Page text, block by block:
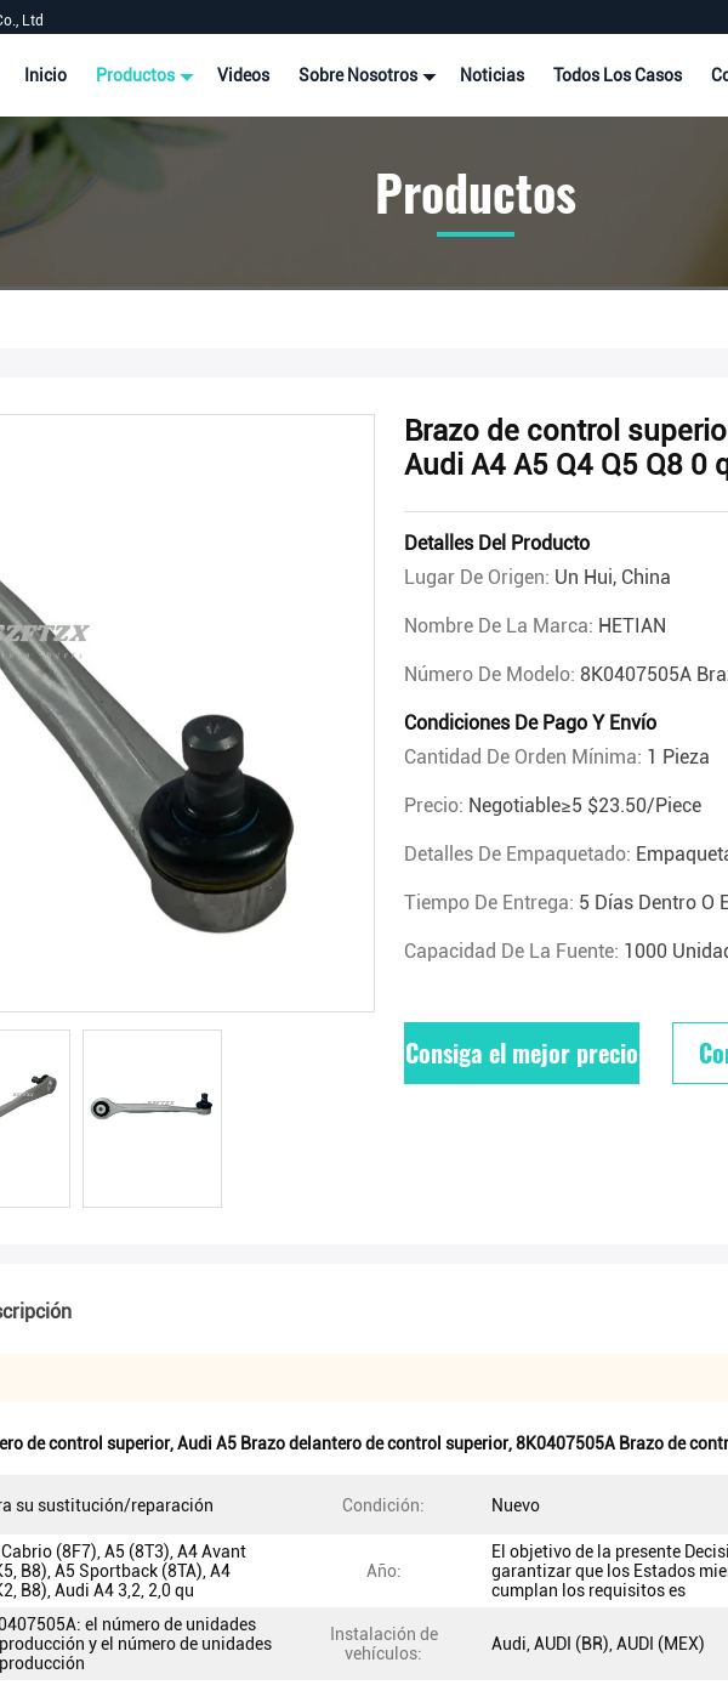
Ltd
Inicio Productos Videos Sobre Nosotros Noticias Todos Los Casos
Productos
Brazo de control
Audi A4 A5 Q4 Q5 Q8 0
Detalles Del Producto
Lugar De Origen: Un Hui, China
Nombre De La Marca: HETIAN
Número De Modelo: 8K0407505A
Condiciones De Pago Y Envío
Cantidad De Orden Mínima: 1 Pieza
Precio: Negotiable≥5 $23.50/piece
Detalles De Empaquetado:
Tiempo De Entrega: 5 Días Dentro O
Capacidad De La Fuente: 1000
Consiga el mejor precio
de control superior,Audi A5 Brazo delantero de control superior,8K0407505A Brazo de
su sustitución/reparación Condición: Nuevo
(8F7), A5 (8T3), A4 Avant
B8), A5 Sportback (8TA), A4
B8), Audi A4 3,2, 2,0 qu
Año:
El objetivo de la presente
garantizar que los Estados
cumplan los requisitos es
el número de unidades
y el número de unidades
Instalación de
vehículos:
Audi, AUDI (BR), AUDI (MEX)